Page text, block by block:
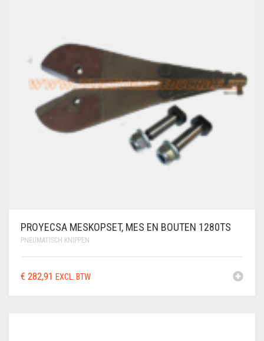
PROYECSA MESKOPSET, MES EN BOUTEN 1280TS
PNEUMATISCH KNIPPEN
€ 282,91 EXCL. BTW